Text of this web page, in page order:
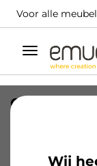
Voor alle
Umschaltbare
Navigation
Wij
Orderbox